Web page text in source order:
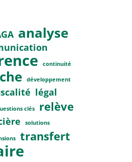
analyse
continuité
développement
légal
clés relève
solutions
transfert